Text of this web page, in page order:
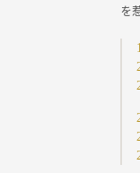
を